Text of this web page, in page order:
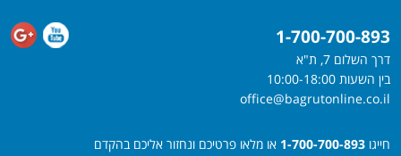
1-700-700-893
דרך השלום 7, ת"א
בין השעות 10:00-18:00
office@bagrutonline.co.il
חייגו 1-700-700-893 או מלאו פרטיכם ונחזור אליכם בהקדם